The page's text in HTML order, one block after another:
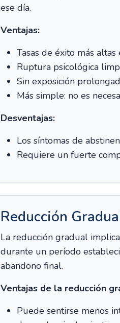
ese día.
Ventajas:
Tasas de éxito más
Ruptura psicológica
Sin exposición
Más simple: no es
Desventajas:
Los síntomas de
Requiere un fuerte
Reducción
La reducción gradual
durante un período
abandono final.
Ventajas de la reducción
Puede sentirse menos